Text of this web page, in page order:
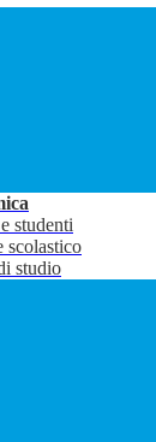
studenti
scolastico
studio